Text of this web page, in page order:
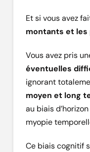
Et si vous avez
montants et les
Vous avez pris
éventuelles
ignorant
moyen et long
au biais
myopie
Ce biais cognitif